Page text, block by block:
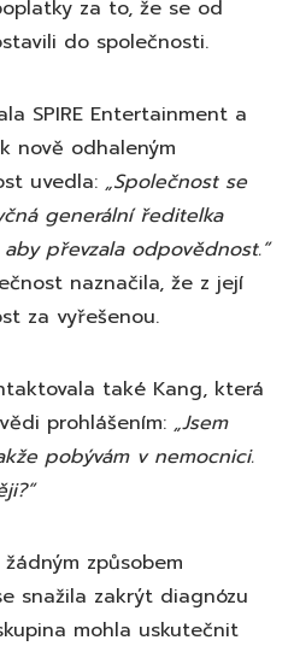
za to, že se od
do společnosti.
SPIRE Entertainment a
nově odhaleným
uvedla: „Společnost se
generální ředitelka
převzala odpovědnost.“
naznačila, že z její
za vyřešenou.
také Kang, která
prohlášením: „Jsem
pobývám v nemocnici.
způsobem
snažila zakrýt diagnózu
mohla uskutečnit